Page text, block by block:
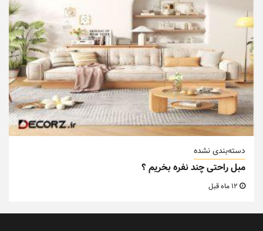
دسته‌بندی نشده
مبل راحتی چند نفره بخریم ؟